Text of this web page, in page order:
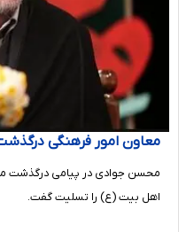
معاون امور فرهنگی
محسن جوادی در پیامی درگذشت
اهل بیت (ع) را تسلیت گفت.